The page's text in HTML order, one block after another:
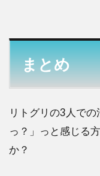
まとめ
リトグリの3人で
っ？」っと感じる
か？